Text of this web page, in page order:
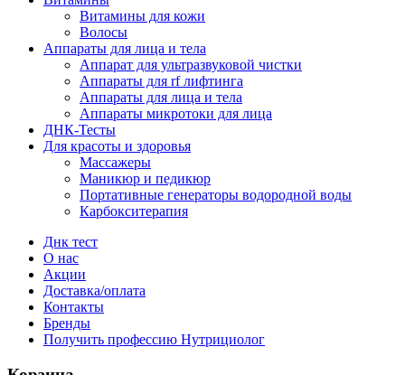
Витамины для кожи
Волосы
Аппараты для лица и тела
Аппарат для ультразвуковой чистки
Аппараты для rf лифтинга
Аппараты для лица и тела
Аппараты микротоки для лица
ДНК-Тесты
Для красоты и здоровья
Массажеры
Маникюр и педикюр
Портативные генераторы водородной воды
Карбокситерапия
Днк тест
О нас
Акции
Доставка/оплата
Контакты
Бренды
Получить профессию Нутрициолог